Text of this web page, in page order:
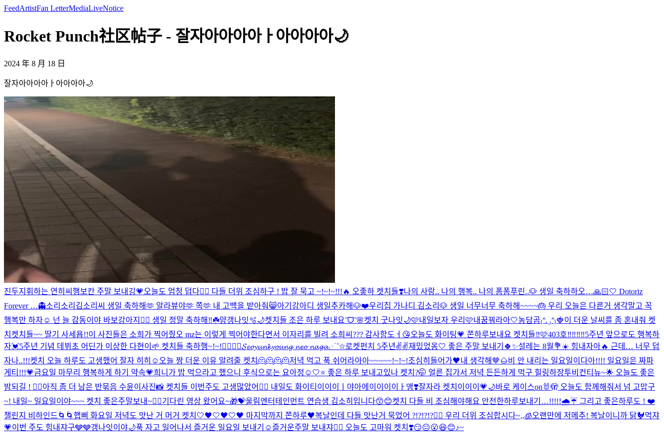
FeedArtistFan LetterMediaLiveNotice
Rocket Punch社区帖子 - 잘자아아아아ㅏ아아아아🌙
2024 年 8 月 18 日
잘자아아아아ㅏ아아아아🌙
진두지휘하는 연히씨 행보칸 주말 보내깅💗 오늘도 엄청 덥다❤️‍🔥 다들 더위 조심하구 ! 밥 잘 묵고 ~!~!~!!!🔥 오좋하 켓치들❣️나의 사랑.. 나의 행복.. 나의 폼폼푸린..🐶 생일 축하하오…🙏🏻🤍 Dotoriz
Forever …👻소리소리김소리씨 생일 축하해🫶 알라뷰야🫶 쪽🫶 내 고백을 받아줘😸아기강아디 생일추카해🐶❤️우리집 가나디 김소리🐶 생일 너무너무 축하해~~~~🎂 우리 오늘은 다른거 생각말고 꼭
행복만 하자☺️ 넌 늘 감동이야 바보강아지❤️‍🔥 생일 정말 축하해‼️☘️양갱나잇🫧🌙켓치들 조은 하루 보내요˘ᗜ˘🌸켓치 굿나잇🌙🩷내일보자 우리🩷내꿈꿔라아🤍농담곰₍ᐢ. ̫.ᐢ₎🍓이 더운 날씨를 좀 혼내줘 켓
치 켓치들~~ 딸기 사세욥!!이 사진들은 소희가 찍어줬오 mz는 이렇게 찍어야한다면서 이자리를 빌려 소희씨??? 감사함도ㅓ😘오늘도 화이팅💗 쫀하루보내요 켓치들‼️🩷403호‼️‼️‼️‼️5주년 앞으로도 행복하
자💓5주년 기념 데뷔초 어딘가 이상한 다현이🌱 켓치들 축하행~!~!❤️‍🔥❤️‍🔥𝓢𝓮𝓸𝔂𝓾𝓷𝓴𝔂𝓸𝓾𝓷𝓰 𝓷𝓮𝓸 𝓷𝓪𝓰𝓪⋰˚✩로켓펀치 5주년✌️✌️재밌었옹🤍 좋은 주말 보내기🍀✨설레는 8월💐☀️ 힘내자아🔥 근데… 너무 덥
자나..!!!켓치 오늘 하루도 고생했어 잘자 히히☺ 오늘 짱 더운 이유 알려줄 켓치🫠🫠🫠🫠저녁 먹고 푹 쉬어라아아~~~~~!~!~!조심히들어가🖤내 생각해🤎🌰비 안 내리는 일요일이다아!!!! 일요일은 짜파
게티!!!💗금요일 마무리 행복하게 하기 약속💗희니가 밥 먹으라고 했으니 후식으로는 요아정☺️ 🤍⭐️ 좋은 하루 보내고있나 켓치?🤭 얼른 집가서 저녁 든든하게 먹구 힐링하장투비컨티뉴~🌟 오늘도 좋은
밤되길 ! ❤️‍🔥아직 좀 더 남은 반묶음 수윤이사진📸 켓치들 이번주도 고생많았어❤️‍🔥 내일도 화이티이이이ㅣ야아에이이이이ㅏ앵❣️잘자라 켓치이이이💗🌙바로 케이스on🐰🫣 오늘도 함께해줘서 넘 고맙구
~! 내일~ 일요일이야~~~ 켓치 좋은주말보내~❤️‍🔥기다린 영상 왔어요~🎁💝울림엔터테인먼트 연습생 김소히입니다😙😊켓치 다들 비 조심해야해요 안전한하루보내기…!!!!!🌧️☔️ 그리고 좋은하루도 ! ❤️
챌린지 비하인드🌀🌀 햅삐 화요일 저녁도 맛난 거 머거 켓치🤍🖤🤍🖤🤍🖤 마지막까지 쫀하루🖤복날인데 다들 맛난거 묵었어 ?!?!?!?❤️‍🔥 우리 더위 조심합시다~,,🧊오랜만에 저메추! 복날이니까 닭🐓먹쟈
💗이번 주도 힘내쟈구🩶🩶갱나잇이야🌙푹 자고 일어나서 즐거운 일요일 보내기☺️즐거운주말 보내쟈❤️‍🔥 오늘도 고마워 켓치❣️😏😐😮😆😊♪~